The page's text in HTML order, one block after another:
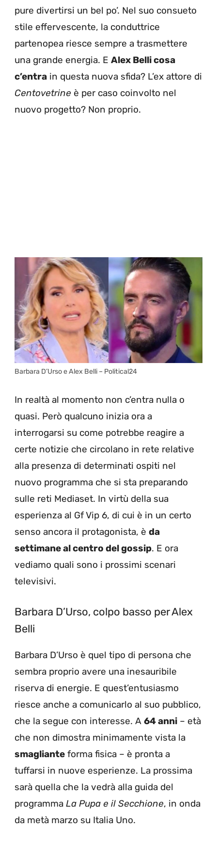
pure divertirsi un bel po’. Nel suo consueto
stile effervescente, la conduttrice
partenopea riesce sempre a trasmettere
una grande energia. E Alex Belli cosa
c’entra in questa nuova sfida? L’ex attore di
Centovetrine è per caso coinvolto nel
nuovo progetto? Non proprio.
Barbara D’Urso e Alex Belli – Political24
In realtà al momento non c’entra nulla o
quasi. Però qualcuno inizia ora a
interrogarsi su come potrebbe reagire a
certe notizie che circolano in rete relative
alla presenza di determinati ospiti nel
nuovo programma che si sta preparando
sulle reti Mediaset. In virtù della sua
esperienza al Gf Vip 6, di cui è in un certo
senso ancora il protagonista, è da
settimane al centro del gossip. E ora
vediamo quali sono i prossimi scenari
televisivi.
Barbara D’Urso, colpo basso per Alex
Belli
Barbara D’Urso è quel tipo di persona che
sembra proprio avere una inesauribile
riserva di energie. E quest’entusiasmo
riesce anche a comunicarlo al suo pubblico,
che la segue con interesse. A 64 anni – età
che non dimostra minimamente vista la
smagliante forma fisica – è pronta a
tuffarsi in nuove esperienze. La prossima
sarà quella che la vedrà alla guida del
programma La Pupa e il Secchione, in onda
da metà marzo su Italia Uno.